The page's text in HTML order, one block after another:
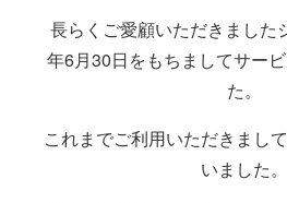
長らくご愛顧いただきました
年6月30日をもちましてサー
た。
これまでご利用いただきまし
いました。